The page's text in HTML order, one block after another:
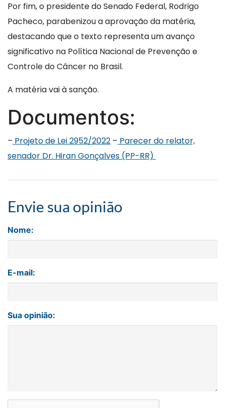
Por fim, o presidente do Senado Federal, Rodrigo
Pacheco, parabenizou a aprovação da matéria,
destacando que o texto representa um avanço
significativo na Política Nacional de Prevenção e
Controle do Câncer no Brasil.
A matéria vai à sanção.
Documentos:
– Projeto de Lei 2952/2022 – Parecer do relator,
senador Dr. Hiran Gonçalves (PP-RR)
Envie sua opinião
Nome:
E-mail:
Sua opinião: